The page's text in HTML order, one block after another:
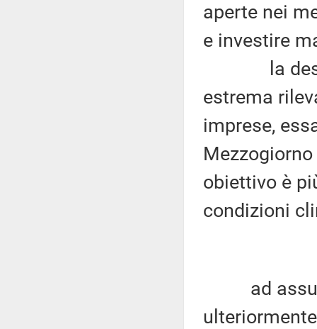
aperte nei
e investire
la
estrema
imprese,
obiettivo è
condizioni
ad